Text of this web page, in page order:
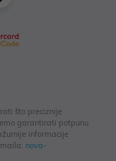
što preciznije
garantirati potpunu
informacije
nova-